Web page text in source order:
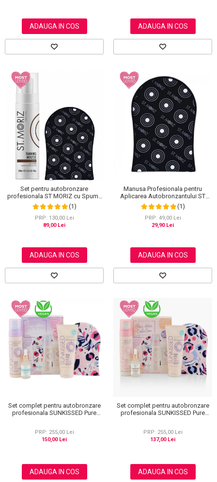
ADAUGA IN COS ADAUGA IN COS
Set pentru autobronzare
profesionala ST MORIZ cu Spuma
Dark Fast Drying si Manusa Velvet
Tanning Mitt
(1)
PRP: 130,00 Lei
89,00 Lei
ADAUGA IN COS
Manusa Profesionala pentru
Aplicarea Autobronzantului ST
MORIZ Velvet Tanning Mitt
(1)
PRP: 49,00 Lei
29,90 Lei
ADAUGA IN COS
Set complet pentru autobronzare
profesionala SUNKISSED Pure
PRP: 255,00 Lei
150,00 Lei
ADAUGA IN COS
Set complet pentru autobronzare
profesionala SUNKISSED Pure
PRP: 255,00 Lei
137,00 Lei
ADAUGA IN COS